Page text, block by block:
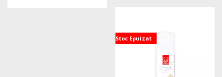
Stoc Epuizat